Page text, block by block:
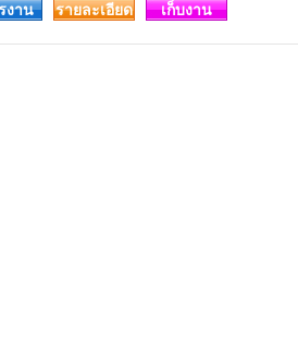
งาน
รายละเอียด เก็บงาน